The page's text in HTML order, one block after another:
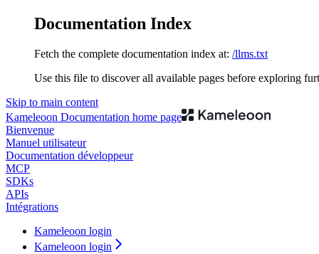
Documentation Index
Fetch the complete documentation index at: /llms.txt
Use this file to discover all available pages before exploring
Skip to main content
Kameleoon Documentation home page
Bienvenue
Manuel utilisateur
Documentation développeur
MCP
SDKs
APIs
Intégrations
Kameleoon login
Kameleoon login